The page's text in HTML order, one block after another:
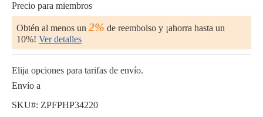
Precio para miembros
Obtén al menos un 2% de reembolso y ¡ahorra hasta un
10%! Ver detalles
Elija opciones para tarifas de envío.
Envío a
SKU#: ZPFPHP34220